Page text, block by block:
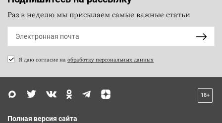
Раз в неделю мы присылаем самые важные статьи
Я даю согласие на обработку персональных данных
18+
Полная версия сайта